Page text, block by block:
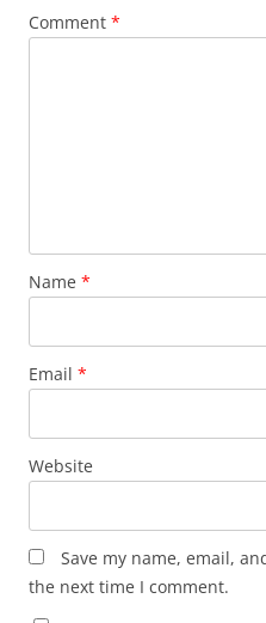
Comment *
Name *
Email *
Website
Save my name, email,
the next time I comment.